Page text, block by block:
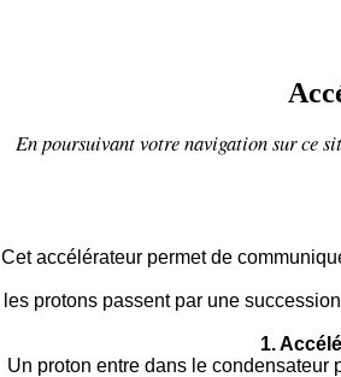
En poursuivant votre navigation sur ce
Cet accélérateur permet de
les protons passent par une
1.
Un proton entre dans le